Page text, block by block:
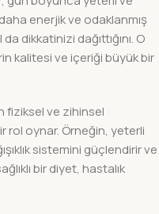
enerjik ve odaklanmış
dikkatinizi dağıttığını. O
kalitesi ve içeriği büyük bir
fiziksel ve zihinsel
rol oynar. Örneğin, yeterli
sistemini güçlendirir ve
bir diyet, hastalık